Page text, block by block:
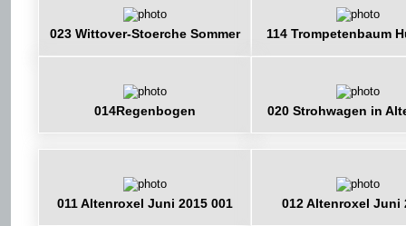
023 Wittover-Stoerche Sommer 114 Trompetenbaum
014Regenbogen 020 Strohwagen in
011 Altenroxel Juni 2015 001 012 Altenroxel Juni